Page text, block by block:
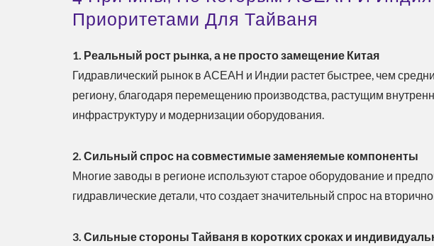
Приоритетами Для Тайваня
1. Реальный рост рынка, а не просто замещение Китая
Гидравлический рынок в АСЕАН и Индии растет быстрее, чем
региону, благодаря перемещению производства, растущим
инфраструктуру и модернизации оборудования.
2. Сильный спрос на совместимые заменяемые компоненты
Многие заводы в регионе используют старое оборудование и
гидравлические детали, что создает значительный спрос на
3. Сильные стороны Тайваня в коротких сроках и